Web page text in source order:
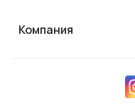
Компания